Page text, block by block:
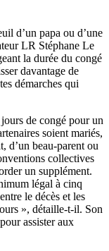
d’un papa ou d’une
LR Stéphane Le
la durée du congé
davantage de
démarches qui
de congé pour un
soient mariés,
d’un beau-parent ou
collectives
un supplément.
légal à cinq
le décès et les
», détaille-t-il. Son
assister aux